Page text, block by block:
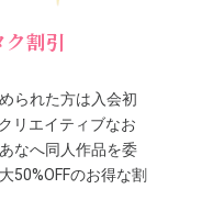
割引
られた方は入会初
リエイティブなお
なへ同人作品を委
50%OFFのお得な割